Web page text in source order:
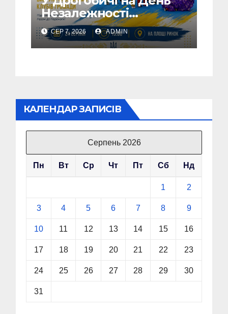
Незалежності
виступатимуть
спортивні клубів
громадии
СЕР 7, 2026 ADMIN
КАЛЕНДАР ЗАПИСІВ
Серпень 2026
Пн Вт Ср Чт Пт Сб Нд
1 2
3 4 5 6 7 8 9
10 11 12 13 14 15 16
17 18 19 20 21 22 23
24 25 26 27 28 29 30
31